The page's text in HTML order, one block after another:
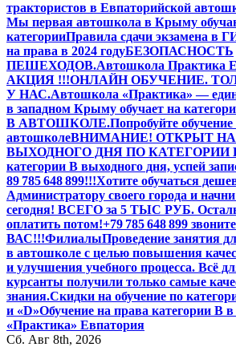
трактористов в Евпаторийской
Мы первая автошкола в Крыму
категорииПравила сдачи экзамена в
на права в 2024 годуБЕЗОПАСНОСТЬ
ПЕШЕХОДОВ.Автошкола Практика
АКЦИЯ !!!ОНЛАЙН ОБУЧЕНИЕ.
У НАС.Автошкола «Практика» —
в западном Крыму обучает на
В АВТОШКОЛЕ.Попробуйте
автошколеВНИМАНИЕ! ОТКРЫТ
ВЫХОДНОГО ДНЯ ПО КАТЕГОРИИ
категории В выходного дня, успей
89 785 648 899!!!Хотите обучаться
Администратору своего города и
сегодня! ВСЕГО за 5 ТЫС РУБ.
оплатить потом!+79 785 648 899
ВАС!!!ФилиалыПроведение занятия
в автошколе с целью повышения
и улучшения учебного процесса. Всё
курсанты получили только самые
знания.Скидки на обучение по
и «D»Обучение на права категории
«Практика» Евпатория
Сб. Авг 8th, 2026